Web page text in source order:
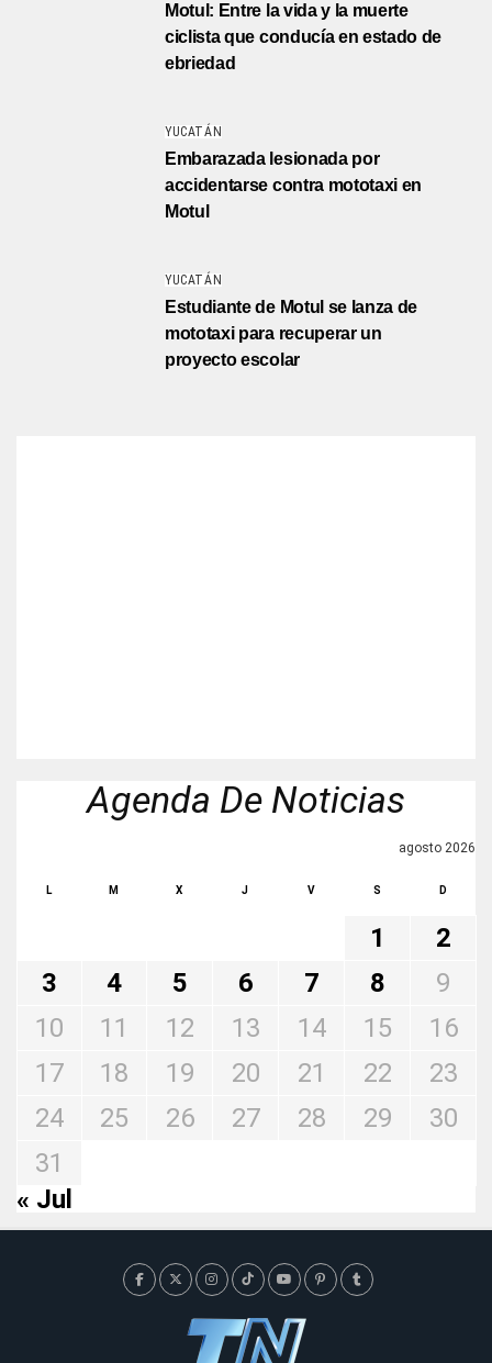
Motul: Entre la vida y la muerte
ciclista que conducía en estado de
ebriedad
YUCATÁN
Embarazada lesionada por
accidentarse contra mototaxi en
Motul
YUCATÁN
Estudiante de Motul se lanza de
mototaxi para recuperar un
proyecto escolar
Agenda De Noticias
agosto 2026
L M X J V S D
1
2
3
4 5 6 7 8
9
10
11 12 13 14 15
16
17
18 19 20 21 22
23
24
25 26 27 28 29
30
31
« Jul